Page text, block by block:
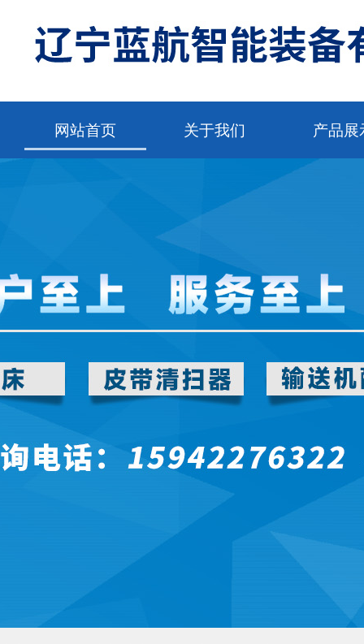
网站首页 关于我们 产品展